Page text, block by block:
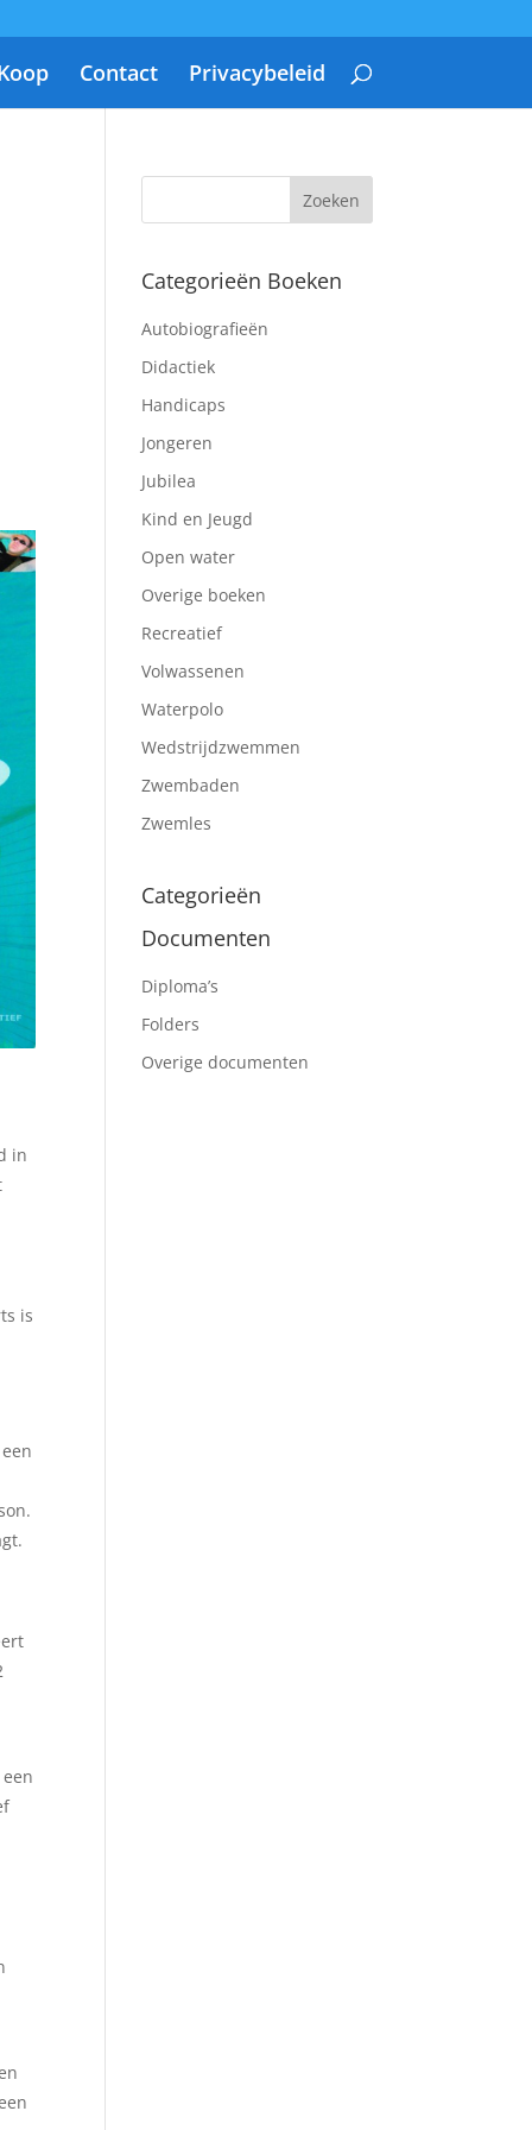
Contact Privacybeleid
in
is
Categorieën Boeken
Autobiografieën
Didactiek
Handicaps
Jongeren
Jubilea
Kind en Jeugd
Open water
Overige boeken
Recreatief
Volwassenen
Waterpolo
Wedstrijdzwemmen
Zwembaden
Zwemles
Categorieën
Documenten
Diploma’s
Folders
Overige documenten